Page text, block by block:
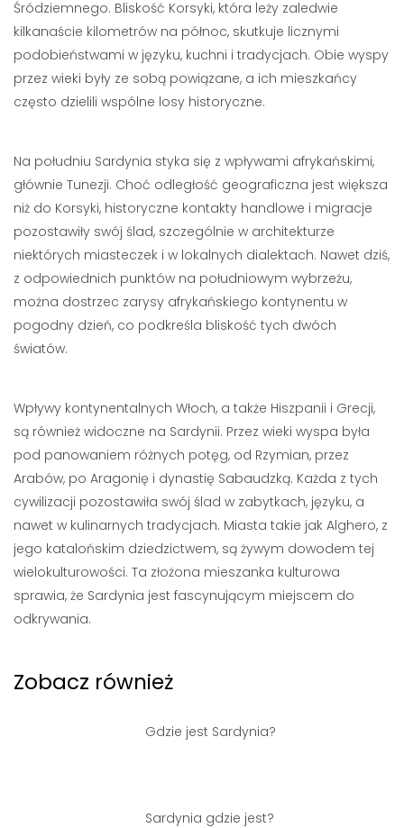
Śródziemnego. Bliskość Korsyki, która leży zaledwie
kilkanaście kilometrów na północ, skutkuje licznymi
podobieństwami w języku, kuchni i tradycjach. Obie wyspy
przez wieki były ze sobą powiązane, a ich mieszkańcy
często dzielili wspólne losy historyczne.
Na południu Sardynia styka się z wpływami afrykańskimi,
głównie Tunezji. Choć odległość geograficzna jest większa
niż do Korsyki, historyczne kontakty handlowe i migracje
pozostawiły swój ślad, szczególnie w architekturze
niektórych miasteczek i w lokalnych dialektach. Nawet dziś,
z odpowiednich punktów na południowym wybrzeżu,
można dostrzec zarysy afrykańskiego kontynentu w
pogodny dzień, co podkreśla bliskość tych dwóch
światów.
Wpływy kontynentalnych Włoch, a także Hiszpanii i Grecji,
są również widoczne na Sardynii. Przez wieki wyspa była
pod panowaniem różnych potęg, od Rzymian, przez
Arabów, po Aragonię i dynastię Sabaudzką. Każda z tych
cywilizacji pozostawiła swój ślad w zabytkach, języku, a
nawet w kulinarnych tradycjach. Miasta takie jak Alghero, z
jego katalońskim dziedzictwem, są żywym dowodem tej
wielokulturowości. Ta złożona mieszanka kulturowa
sprawia, że Sardynia jest fascynującym miejscem do
odkrywania.
Zobacz również
Gdzie jest Sardynia?
Sardynia gdzie jest?